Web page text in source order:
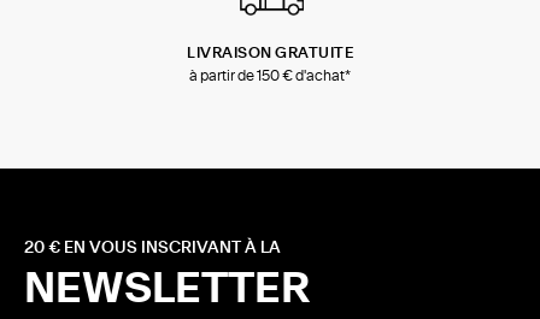
LIVRAISON GRATUITE
à partir de 150 € d'achat*
20 € EN VOUS INSCRIVANT À LA
NEWSLETTER